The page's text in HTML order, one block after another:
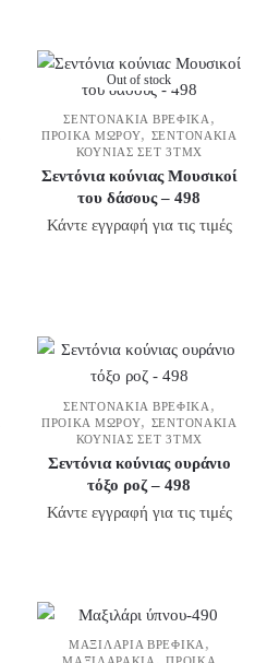
Out of stock
ΣΕΝΤΟΝΆΚΙΑ ΒΡΕΦΙΚΆ ,
ΠΡΟΊΚΑ ΜΩΡΟΎ, ΣΕΝΤΟΝΆΚΙΑ
ΚΟΎΝΙΑΣ ΣΕΤ 3ΤΜΧ
Σεντόνια κούνιας Μουσικοί
του δάσους – 498
Κάντε εγγραφή για τις τιμές
ΣΕΝΤΟΝΆΚΙΑ ΒΡΕΦΙΚΆ ,
ΠΡΟΊΚΑ ΜΩΡΟΎ, ΣΕΝΤΟΝΆΚΙΑ
ΚΟΎΝΙΑΣ ΣΕΤ 3ΤΜΧ
Σεντόνια κούνιας ουράνιο
τόξο ροζ – 498
Κάντε εγγραφή για τις τιμές
ΜΑΞΙΛΆΡΙΑ ΒΡΕΦΙΚΆ ,